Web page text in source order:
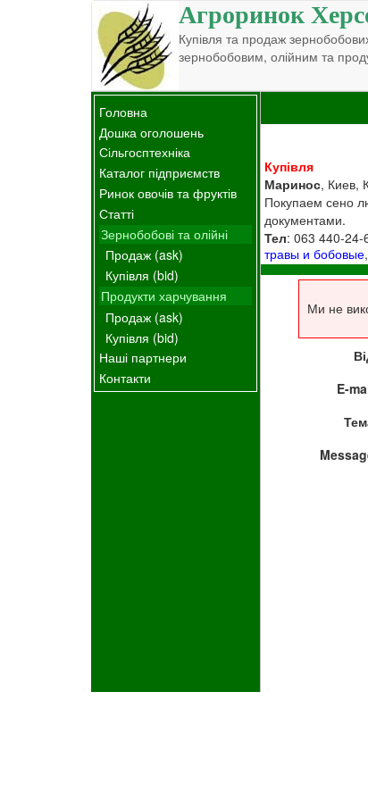
Агроринок
Купівля та продаж
зернобобовим, олійним та
Головна
Дошка оголошень
Сільгосптехніка
Каталог підприємств
Ринок овочів та фруктів
Статті
Зернобобові та олійні
Продаж (ask)
Купівля (bid)
Продукти харчування
Продаж (ask)
Купівля (bid)
Наші партнери
Контакти
Купівля
Маринос, Киев,
Покупаем сено
документами.
Тел: 063 440-24-
травы и бобовые,
Ми не
E-